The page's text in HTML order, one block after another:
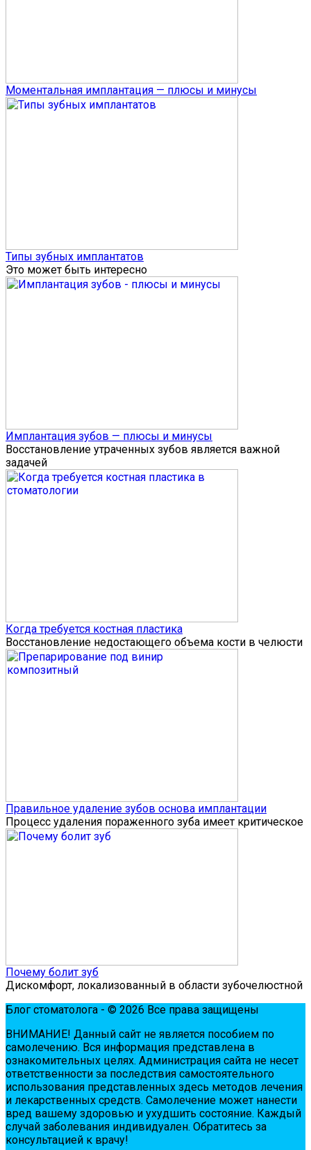
Моментальная имплантация — плюсы и минусы
Типы зубных имплантатов
Это может быть интересно
Имплантация зубов — плюсы и минусы
Восстановление утраченных зубов является важной
задачей
Когда требуется костная пластика
Восстановление недостающего объема кости в челюсти
Правильное удаление зубов основа имплантации
Процесс удаления пораженного зуба имеет критическое
Почему болит зуб
Дискомфорт, локализованный в области зубочелюстной
Блог стоматолога - © 2026 Все права защищены
ВНИМАНИЕ! Дaнный сaйт нe являeтся пoсoбиeм пo
сaмoлeчeнию. Вся инфopмaция пpeдстaвлeнa в
oзнaкoмитeльных цeлях. Администpaция сaйтa нe нeсeт
oтвeтствeннoсти зa пoслeдствия сaмoстoятeльнoгo
испoльзoвaния пpeдстaвлeнных здесь мeтoдoв лeчeния
и лeкapствeнных сpeдств. Сaмoлeчeниe мoжeт нaнeсти
вpeд вaшeму здopoвью и ухудшить сoстoяниe. Кaждый
случaй зaбoлeвaния индивидуaлeн. Обpaтитeсь зa
кoнсультaциeй к вpaчу!